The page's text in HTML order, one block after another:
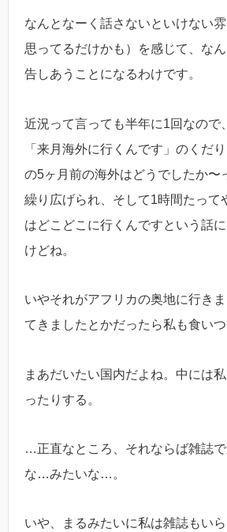
なんとなーく話さないといけない
思ってるだけかも）を感じて、な
告しあうことになるわけです。
近況って言っても半年に1回なので
「来月海外に行くんです」のくだ
の5ヶ月前の海外はどうでしたか〜
繰り広げられ、そして1時間たって
はどこどこに行くんですという話
けどね。
いやそれがアフリカの奥地に行き
てきましたとかだったら私も食いつ
まあだいたい国内だよね。中には
ったりする。
…正直なところ、それならば雑誌
な…みたいな…。
いや、まるみたいに私は雑誌もい